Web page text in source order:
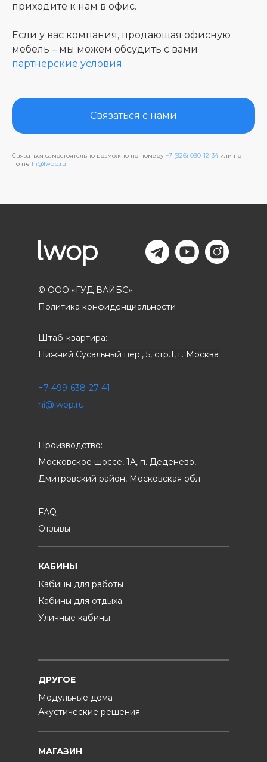
приходите к нам в офис.
Если у вас компания, продающая офисную
мебель – мы можем обсудить с вами
партнёрские условия.
Связаться с нами
Связаться самостоятельно возможно по номеру +7 (926) 090-12-34или по
почте hi@lwop.ru
© ООО «ГУД ВАЙБС»
Политика конфиденциальности
Штаб-квартира:
Нижний Сусальный пер., 5, стр.1, г. Москва
+7-499-638-27-41
hi@lwop.ru
Производство:
Московское шоссе, 1А, п. Деденево,
Дмитровский район, Московская обл.
FAQ
Отзывы
Кабины для работы
Кабины для отдыха
Уличные кабины
КАБИНЫ
Модульные дома
Акустические решения
ДРУГОЕ
МАГАЗИН